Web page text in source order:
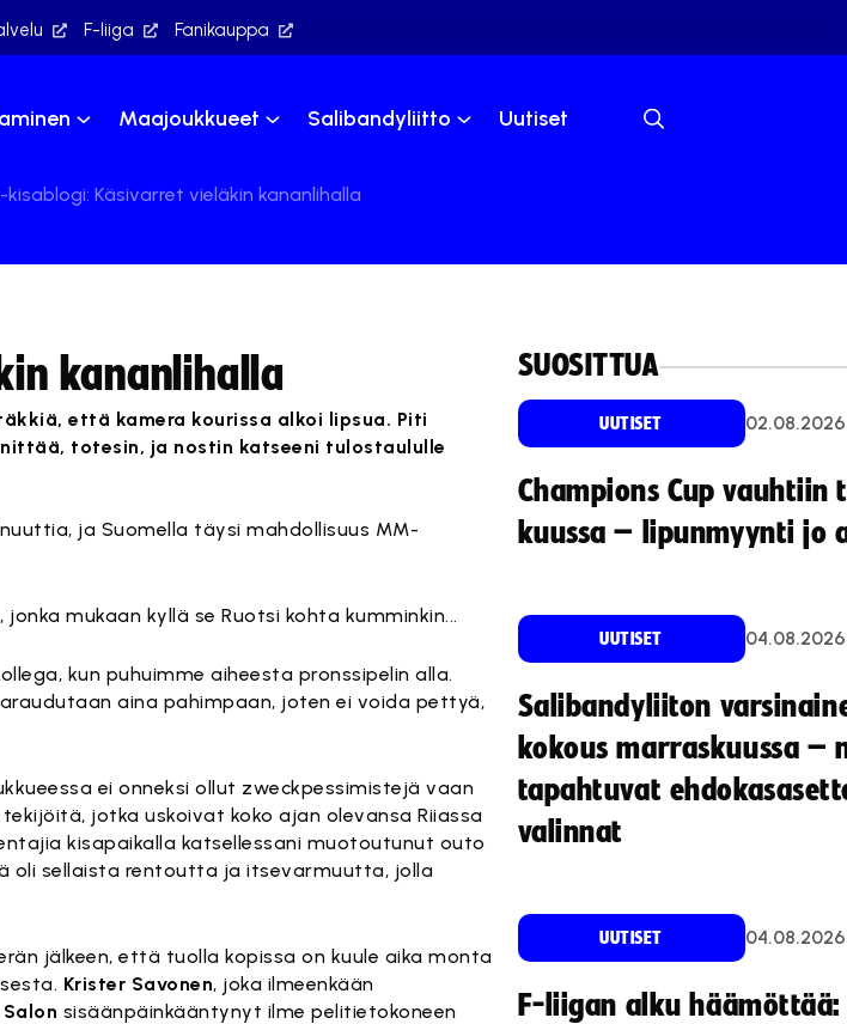
F-liiga Fanikauppa
Maajoukkueet Salibandyliitto Uutiset
kisablogi: Käsivarret vieläkin kananlihalla
kananlihalla
että kamera kourissa alkoi lipsua. Piti
totesin, ja nostin katseeni tulostaululle
ja Suomella täysi mahdollisuus MM-
mukaan kyllä se Ruotsi kohta kumminkin...
kun puhuimme aiheesta pronssipelin alla.
aina pahimpaan, joten ei voida pettyä,
ei onneksi ollut zweckpessimistejä vaan
jotka uskoivat koko ajan olevansa Riiassa
kisapaikalla katsellessani muotoutunut outo
oli sellaista rentoutta ja itsevarmuutta, jolla
jälkeen, että tuolla kopissa on kuule aika monta
Krister Savonen, joka ilmeenkään
sisäänpäinkääntynyt ilme pelitietokoneen
SUOSITTUA
UUTISET 02.08.2026
Champions Cup vauhtiin
kuussa – lipunmyynti jo
UUTISET 04.08.2026
Salibandyliiton
kokous marraskuussa –
tapahtuvat
valinnat
UUTISET 04.08.2026
F-liigan alku häämöttää: